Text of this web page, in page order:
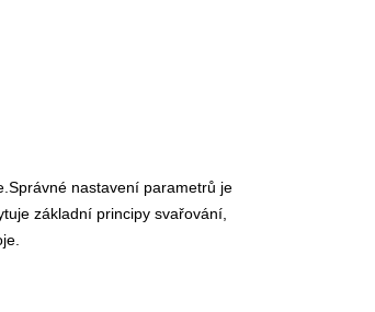
nastavení parametrů je
základní principy svařování,